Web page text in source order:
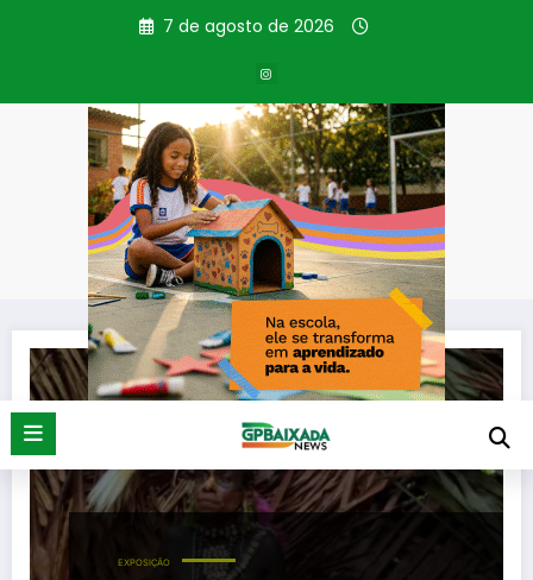
7 de agosto de 2026
Tag: Sebastião Salgado
Página inicial Sebastião Salgado
EXPOSIÇÃO